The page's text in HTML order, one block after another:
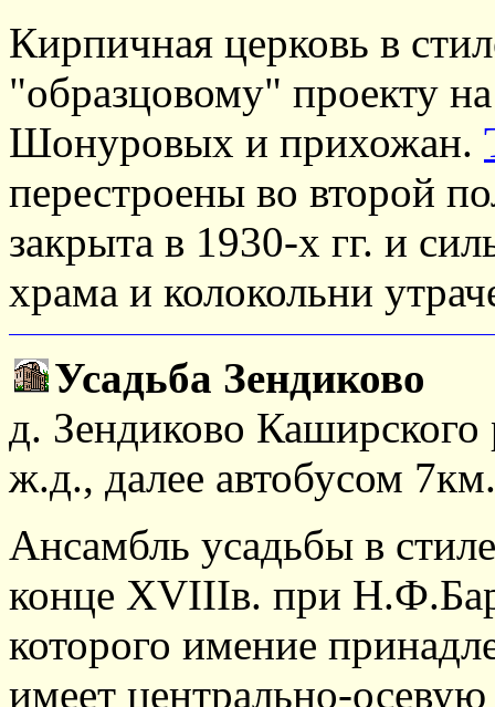
Кирпичная церковь в
"образцовому" проекту на
Шонуровых и прихожан.
перестроены во второй
закрыта в 1930-х гг. и
храма и колокольни
Усадьба Зендиково
д. Зендиково
ж.д., далее автобусом
Ансамбль усадьбы в
конце XVIIIв. при
которого имение
имеет центрально-